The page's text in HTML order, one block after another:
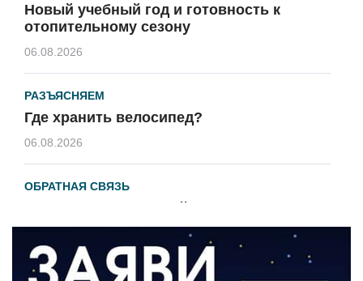
Новый учебный год и готовность к
отопительному сезону
06.08.2026
РАЗЪЯСНЯЕМ
Где хранить велосипед?
06.08.2026
ОБРАТНАЯ СВЯЗЬ
Администрация онлайн
ВЛАСТЬ